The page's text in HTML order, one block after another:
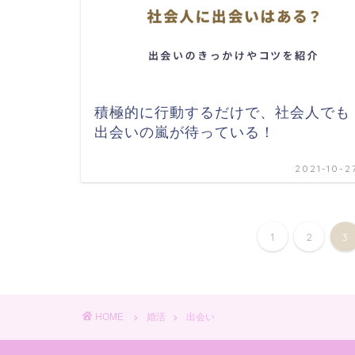
積極的に行動するだけで、社会人でも
出会いの嵐が待っている！
2021-10-
1 2 3
HOME 婚活 出会い